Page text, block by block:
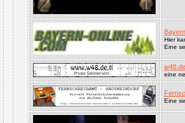
Hier
Eine
eine
Eine